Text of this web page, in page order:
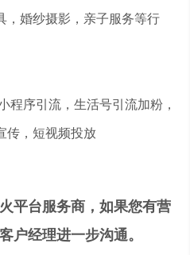
，婚纱摄影，亲子服务等行
程序引流，生活号引流加粉，
传，短视频投放
平台服务商，如果您有营
户经理进一步沟通。